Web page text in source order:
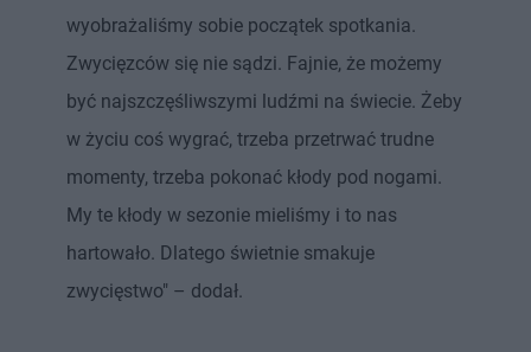
wyobrażaliśmy sobie początek spotkania.
Zwycięzców się nie sądzi. Fajnie, że możemy
być najszczęśliwszymi ludźmi na świecie. Żeby
w życiu coś wygrać, trzeba przetrwać trudne
momenty, trzeba pokonać kłody pod nogami.
My te kłody w sezonie mieliśmy i to nas
hartowało. Dlatego świetnie smakuje
zwycięstwo" – dodał.